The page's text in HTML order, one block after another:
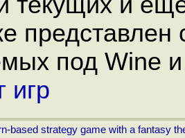
представлен
под Wine
игр
based strategy game with a fantasy